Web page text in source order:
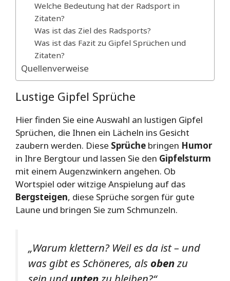
Welche Bedeutung hat der Radsport in
Zitaten?
Was ist das Ziel des Radsports?
Was ist das Fazit zu Gipfel Sprüchen und
Zitaten?
Quellenverweise
Lustige Gipfel Sprüche
Hier finden Sie eine Auswahl an lustigen Gipfel
Sprüchen, die Ihnen ein Lächeln ins Gesicht
zaubern werden. Diese Sprüche bringen Humor
in Ihre Bergtour und lassen Sie den Gipfelsturm
mit einem Augenzwinkern angehen. Ob
Wortspiel oder witzige Anspielung auf das
Bergsteigen, diese Sprüche sorgen für gute
Laune und bringen Sie zum Schmunzeln.
„Warum klettern? Weil es da ist – und
was gibt es Schöneres, als obenzu